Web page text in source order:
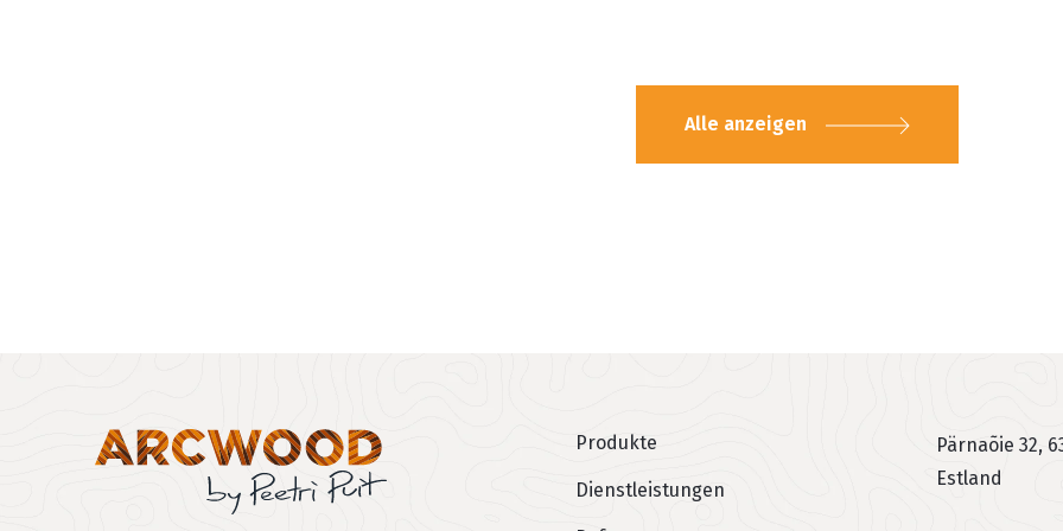
Alle anzeigen
Jaluse menüü
Produkte
Dienstleistungen
Pärnaõie 32,
Estland